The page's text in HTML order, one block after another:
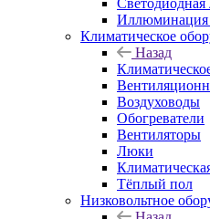
Иллюминация
Климатическое
Назад
Воздуховоды
Обогреватели
Вентиляторы
Люки
Тёплый пол
Низковольтное